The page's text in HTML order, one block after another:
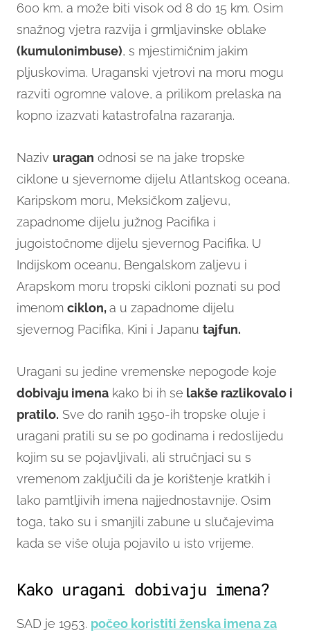
600 km, a može biti visok od 8 do 15 km. Osim
snažnog vjetra razvija i grmljavinske oblake
(kumulonimbuse), s mjestimičnim jakim
pljuskovima. Uraganski vjetrovi na moru mogu
razviti ogromne valove, a prilikom prelaska na
kopno izazvati katastrofalna razaranja.
Naziv uragan odnosi se na jake tropske
ciklone u sjevernome dijelu Atlantskog oceana,
Karipskom moru, Meksičkom zaljevu,
zapadnome dijelu južnog Pacifika i
jugoistočnome dijelu sjevernog Pacifika. U
Indijskom oceanu, Bengalskom zaljevu i
Arapskom moru tropski cikloni poznati su pod
imenom ciklon,a u zapadnome dijelu
sjevernog Pacifika, Kini i Japanu tajfun.
Uragani su jedine vremenske nepogode koje
dobivaju imena kako bi ih se lakše razlikovalo i
pratilo. Sve do ranih 1950-ih tropske oluje i
uragani pratili su se po godinama i redoslijedu
kojim su se pojavljivali, ali stručnjaci su s
vremenom zaključili da je korištenje kratkih i
lako pamtljivih imena najjednostavnije. Osim
toga, tako su i smanjili zabune u slučajevima
kada se više oluja pojavilo u isto vrijeme.
Kako uragani dobivaju imena?
SAD je 1953. počeo koristiti ženska imena za